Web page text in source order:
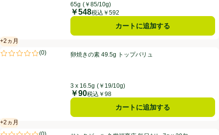
65g (￥85/10g)
価格
￥548税込￥592
カートに追加する
卵焼きの素 49.5g トップバリュ
+2ヵ月
賞味・消費期限保証：2ヵ月
(0)
評価は0件のレビューで5点中0.0点。
卵焼きの素 49.5g トップバリュ
3 x 16.5g (￥19/10g)
価格
￥90税込￥98
カートに追加する
サンクゼール 久世福商店 毎日だし 7g x 20包
+2ヵ月
賞味・消費期限保証：2ヵ月